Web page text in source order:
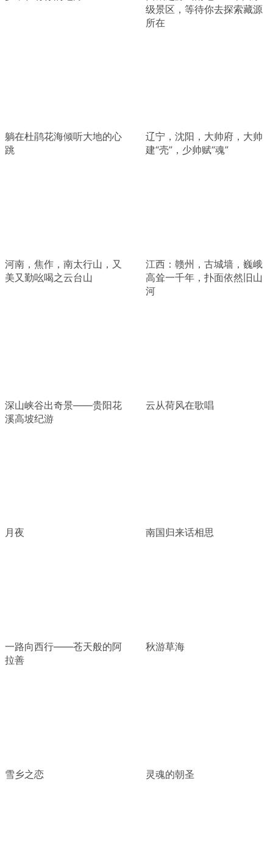
级景区，等待你去探索藏源
所在
躺在杜鹃花海倾听大地的心
跳
辽宁，沈阳，大帅府，大帅
建“壳”，少帅赋“魂”
河南，焦作，南太行山，又
美又勤吆喝之云台山
江西：赣州，古城墙，巍峨
高耸一千年，扑面依然旧山
河
深山峡谷出奇景——贵阳花
溪高坡纪游
云从荷风在歌唱
月夜 南国归来话相思
一路向西行——苍天般的阿
拉善
秋游草海
雪乡之恋 灵魂的朝圣